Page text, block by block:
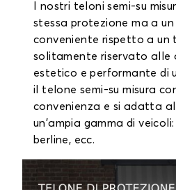
I nostri teloni semi-su
stessa protezione ma a
conveniente rispetto a un
solitamente riservato alle
estetico e performante di
il telone semi-su misura
convenienza e si adatta
un'ampia gamma di
berline, ecc.